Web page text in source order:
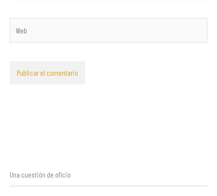
Una cuestión de oficio